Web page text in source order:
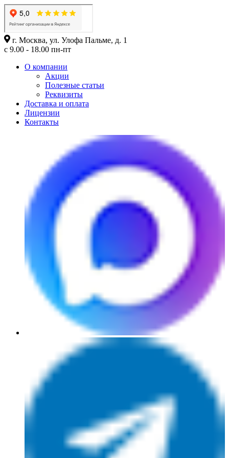
г. Москва, ул. Улофа Пальме, д. 1
с 9.00 - 18.00 пн-пт
О компании
Акции
Полезные статьи
Реквизиты
Доставка и оплата
Лицензии
Контакты